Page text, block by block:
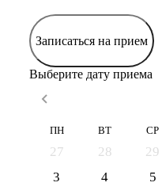
Записаться на прием
Выберите дату приема
ПН ВТ СР
27 28 29
3
4 5